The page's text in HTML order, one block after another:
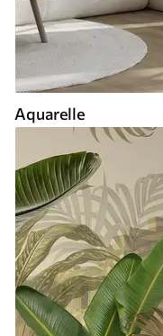
Aquarelle